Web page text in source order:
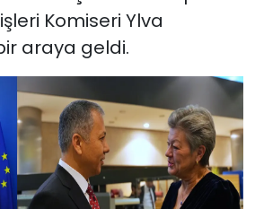
Komiseri Ylva
araya geldi.